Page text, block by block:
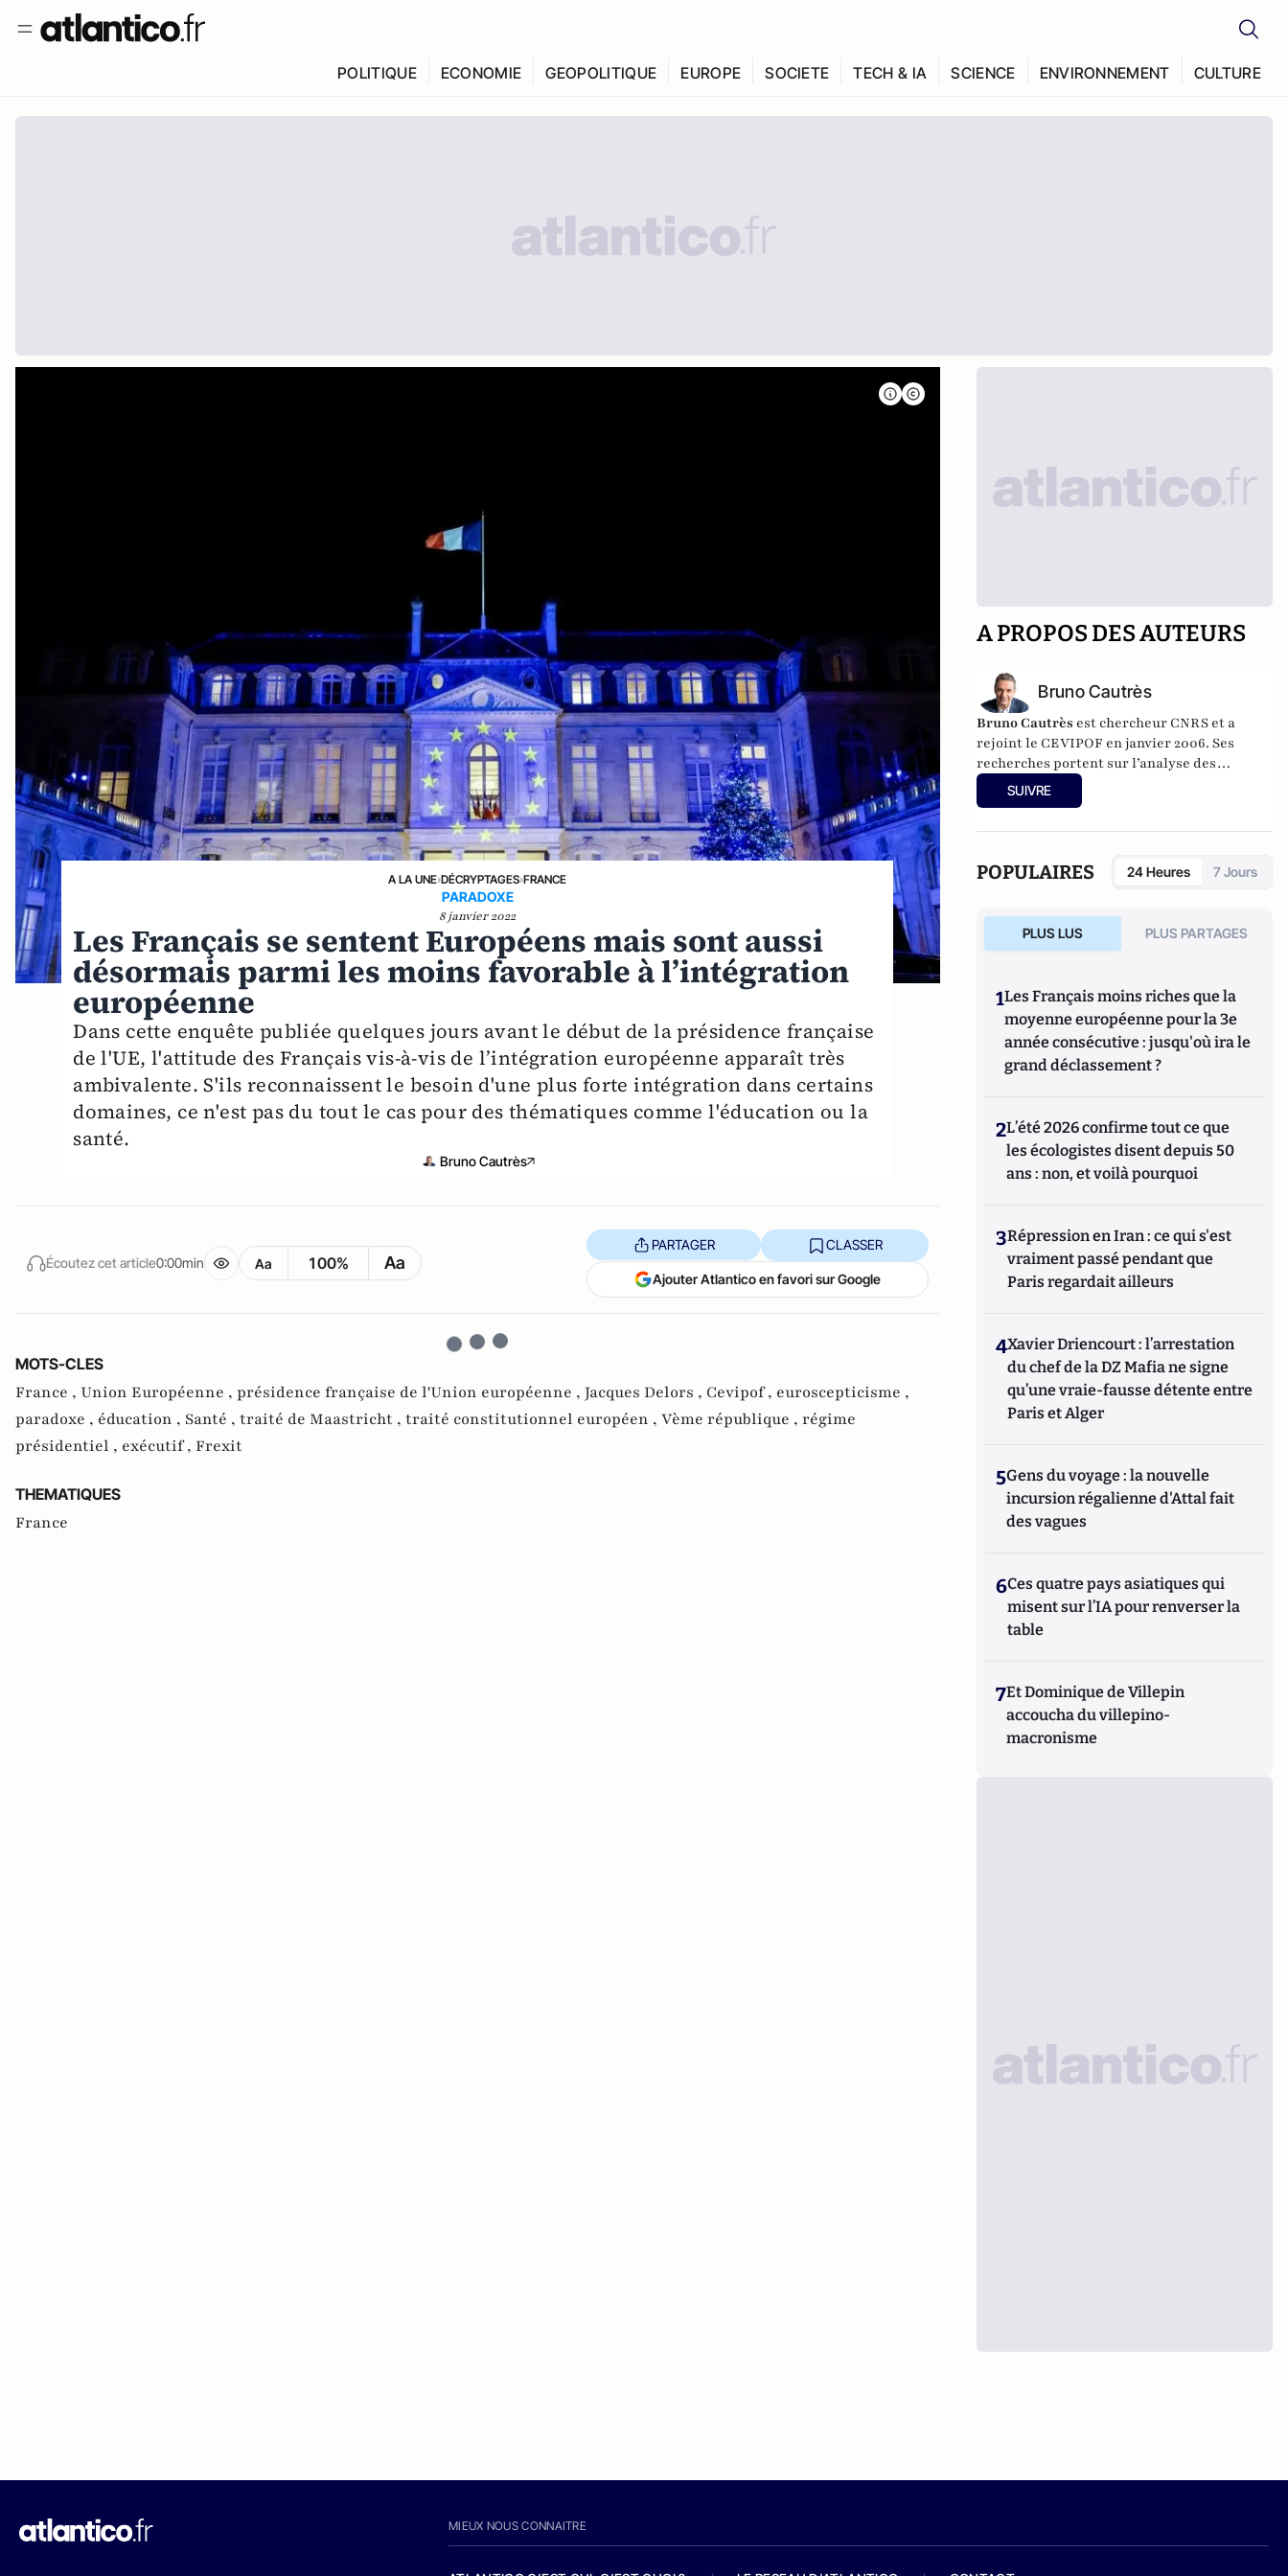
POLITIQUE ECONOMIE GEOPOLITIQUE EUROPE SOCIETE TECH & IA SCIENCE ENVIRONNEMENT CULTURE
A LA UNE›DÉCRYPTAGES›FRANCE
PARADOXE
8 janvier 2022
Les Français se sentent Européens mais sont aussi
désormais parmi les moins favorable à l’intégration
européenne
Dans cette enquête publiée quelques jours avant le début de la présidence française
de l'UE, l'attitude des Français vis-à-vis de l’intégration européenne apparaît très
ambivalente. S'ils reconnaissent le besoin d'une plus forte intégration dans certains
domaines, ce n'est pas du tout le cas pour des thématiques comme l'éducation ou la
santé.
Bruno Cautrès
Écoutez cet article0:00min Aa 100% Aa
PARTAGER CLASSER
Ajouter Atlantico en favori sur Google
MOTS-CLES
France , Union Européenne , présidence française de l'Union européenne , Jacques Delors , Cevipof , euroscepticisme ,
paradoxe , éducation , Santé , traité de Maastricht , traité constitutionnel européen , Vème république , régime
présidentiel , exécutif , Frexit
THEMATIQUES
France
A PROPOS DES AUTEURS
Bruno Cautrès
Bruno Cautrès est chercheur CNRS et a
rejoint le CEVIPOF en janvier 2006. Ses
recherches portent sur l’analyse des
comportements et des attitudes politiques.
Au cours des années récentes, il a participé à
politique, le vote et les élections. Il a
développé d’autres directions de recherche
politiques liés à l’Europe et à l’intégration
européenne dans les électorats et les
(toujours) l'Europe ?(éditions de La
Documentation Française, 2014) etHistoire
d’une révolution électorale (2015-2018)avec
Anne Muxel (Classiques Garnier, 2019).
SUIVRE
POPULAIRES 24 Heures 7 Jours
PLUS LUS PLUS PARTAGES
1Les Français moins riches que la
moyenne européenne pour la 3e
année consécutive : jusqu'où ira le
grand déclassement ?
2L’été 2026 confirme tout ce que
les écologistes disent depuis 50
ans : non, et voilà pourquoi
3Répression en Iran : ce qui s'est
vraiment passé pendant que
Paris regardait ailleurs
4Xavier Driencourt : l’arrestation
du chef de la DZ Mafia ne signe
qu’une vraie-fausse détente entre
Paris et Alger
5Gens du voyage : la nouvelle
incursion régalienne d'Attal fait
des vagues
6Ces quatre pays asiatiques qui
misent sur l’IA pour renverser la
table
7Et Dominique de Villepin
accoucha du villepino-
macronisme
MIEUX NOUS CONNAITRE